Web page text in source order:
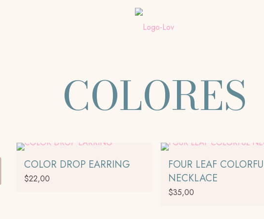
COLORES
COLOR DROP EARRING
$22,00
FOUR LEAF
NECKLACE
$35,00